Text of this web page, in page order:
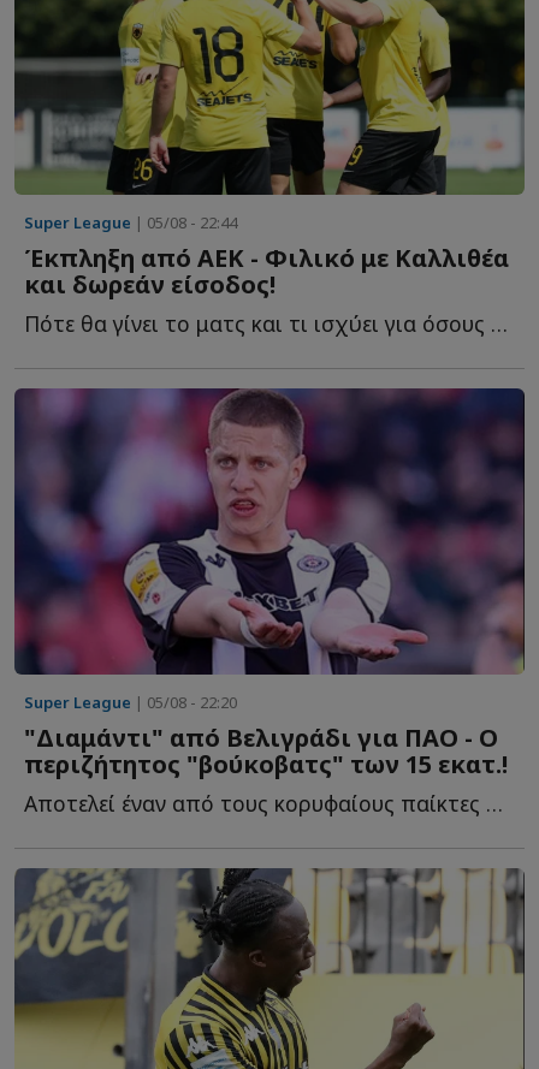
Super League | 05/08 - 22:44
Έκπληξη από ΑΕΚ - Φιλικό με Καλλιθέα
και δωρεάν είσοδος!
Πότε θα γίνει το ματς και τι ισχύει για όσους π...
Super League | 05/08 - 22:20
"Διαμάντι" από Βελιγράδι για ΠΑΟ - Ο
περιζήτητος "βούκοβατς" των 15 εκατ.!
Αποτελεί έναν από τους κορυφαίους παίκτες στις μετρήσεις π...